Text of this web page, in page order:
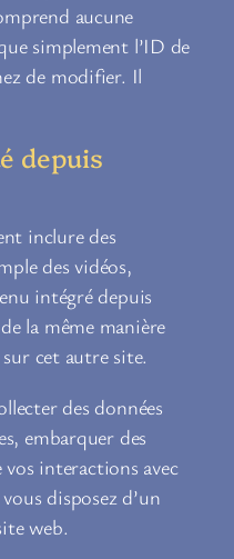
aucune
simplement l’ID de
de modifier. Il
depuis
inclure des
des vidéos,
intégré depuis
la même manière
cet autre site.
des données
embarquer des
interactions avec
disposez d’un
web.